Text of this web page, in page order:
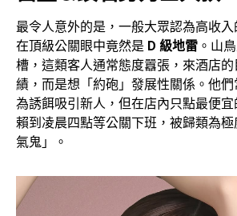
最令人意外的是，一般大眾認為高收入
在頂級公關眼中竟然是 D 級地雷 。山
槽，這類客人通常態度囂張，來酒店
績，而是想「約砲」發展性關係。他
為誘餌吸引新人，但在店內只點最便
賴到凌晨四點等公關下班，被歸類為
氣鬼」。